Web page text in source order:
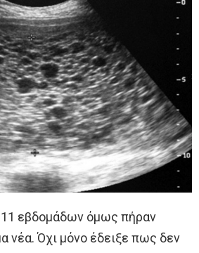
εβδομάδων όμως πήραν
νέα. Όχι μόνο έδειξε πως δεν